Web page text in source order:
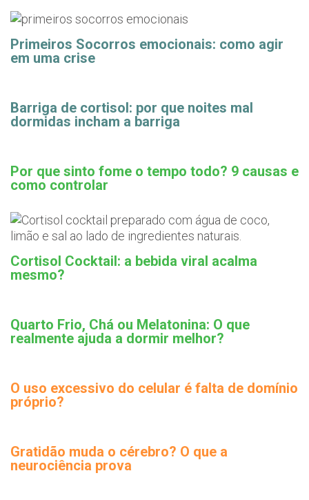
Primeiros Socorros emocionais: como agir
em uma crise
Barriga de cortisol: por que noites mal
dormidas incham a barriga
Por que sinto fome o tempo todo? 9 causas e
como controlar
Cortisol Cocktail: a bebida viral acalma
mesmo?
Quarto Frio, Chá ou Melatonina: O que
realmente ajuda a dormir melhor?
O uso excessivo do celular é falta de domínio
próprio?
Gratidão muda o cérebro? O que a
neurociência prova